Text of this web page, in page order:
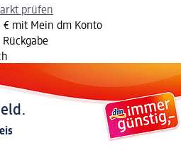
prüfen
€ mit Mein dm Konto